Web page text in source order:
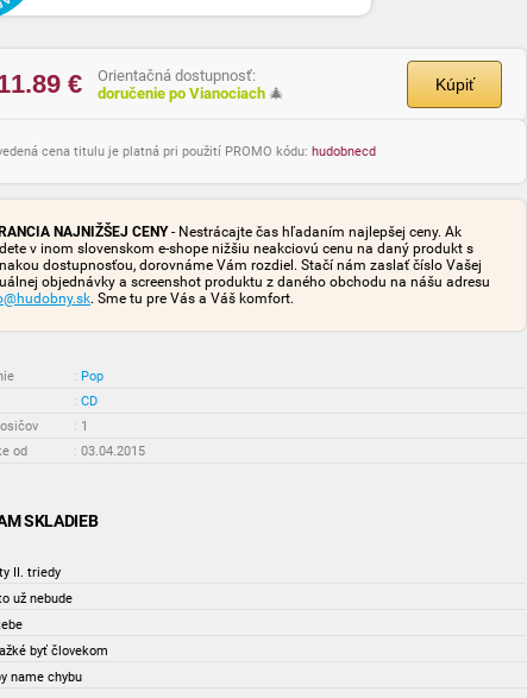
€
Orientačná dostupnosť:
doručenie po Vianociach 🎄 Kúpiť
cena titulu je platná pri použití PROMO kódu: hudobnecd
NAJNIŽŠEJ CENY- Nestrácajte čas hľadaním najlepšej ceny. Ak
v inom slovenskom e-shope nižšiu neakciovú cenu na daný produkt s
dostupnosťou, dorovnáme Vám rozdiel. Stačí nám zaslať číslo Vašej
objednávky a screenshot produktu z daného obchodu na nášu adresu
. Sme tu pre Vás a Váš komfort.
: Pop
: CD
: 1
od
: 03.04.2015
SKLADIEB
II. triedy
už nebude
byť človekom
name chybu